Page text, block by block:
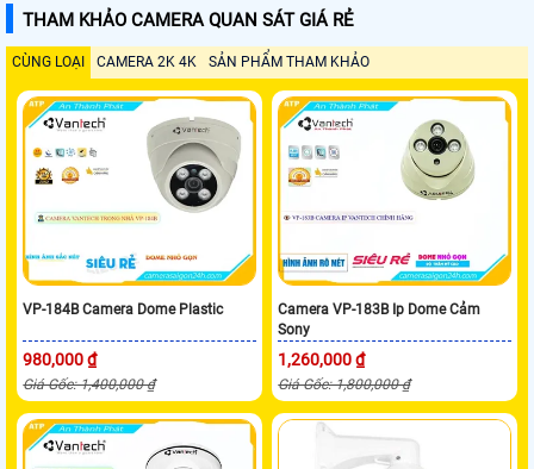
THAM KHẢO CAMERA QUAN SÁT GIÁ RẺ
CÙNG LOẠI CAMERA 2K 4K SẢN PHẨM THAM KHẢO
VP-184B Camera Dome Plastic
980,000 ₫
Giá Gốc: 1,400,000 ₫
Camera VP-183B Ip Dome Cảm
Sony
1,260,000 ₫
Giá Gốc: 1,800,000 ₫